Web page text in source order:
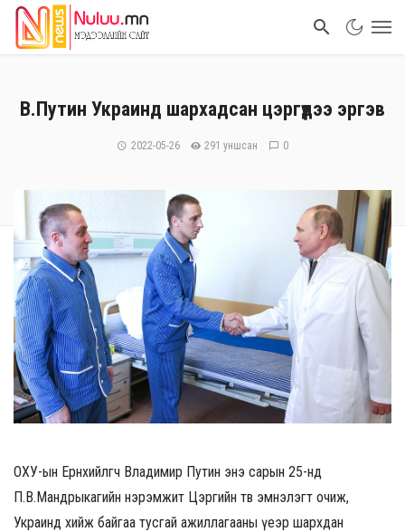
В.Путин Украинд шархадсан цэргүүдээ эргэв
2022-05-26 291 уншсан 0
ОХУ-ын Ерөнхийлөгч Владимир Путин энэ сарын 25-нд
П.В.Мандрыкагийн нэрэмжит Цэргийн төв эмнэлэгт очиж,
Украинд хийж байгаа тусгай ажиллагааны үеэр шархдан